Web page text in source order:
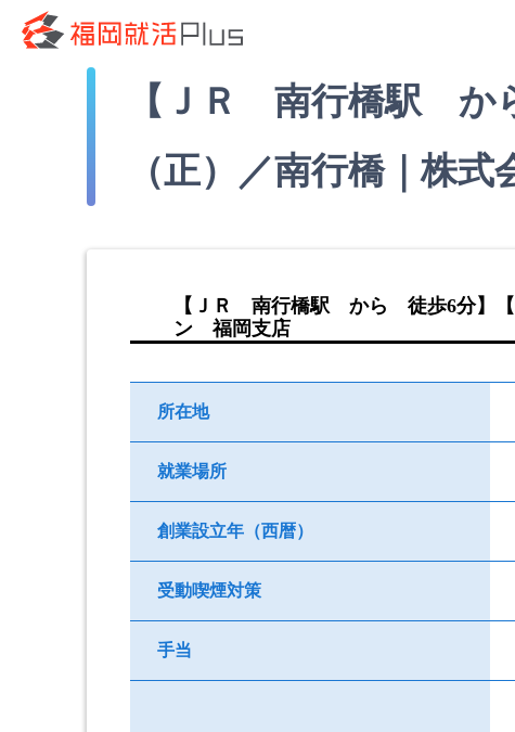
【ＪＲ 南行橋駅 か
（正）／南行橋｜株
【ＪＲ 南行橋駅 から 徒歩6分】【
ン 福岡支店
所在地
就業場所
創業設立年（西暦）
受動喫煙対策
手当